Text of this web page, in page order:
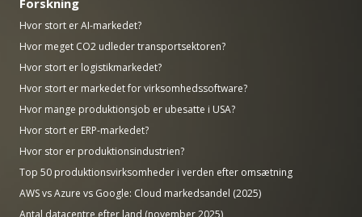
Forskning
Hvor stort er AI-markedet?
Hvor meget CO2 udleder transportsektoren?
Hvor stort er logistikmarkedet?
Hvor stort er markedet for virksomhedssoftware?
Hvor mange produktionsjob er ubesatte i USA?
Hvor stort er ERP-markedet?
Hvor stor er produktionsindustrien?
Top 50 produktionsvirksomheder i verden efter omsætning
AWS vs Azure vs Google: Cloud markedsandel (2025)